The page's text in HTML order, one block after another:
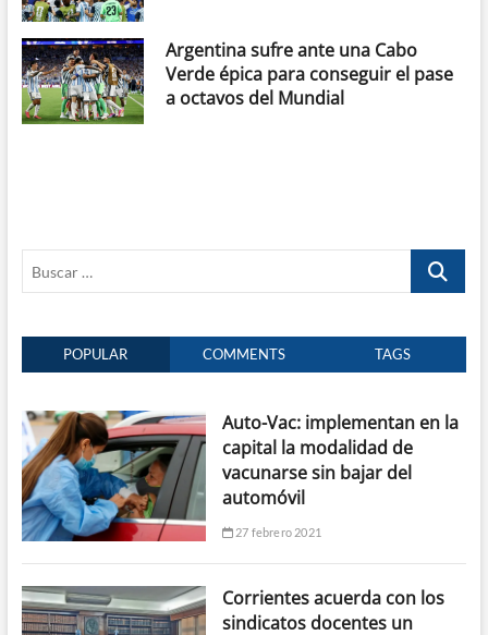
Argentina sufre ante una Cabo
Verde épica para conseguir el pase
a octavos del Mundial
Buscar
POPULAR COMMENTS TAGS
Auto-Vac: implementan en la
capital la modalidad de
vacunarse sin bajar del
automóvil
27 febrero 2021
Corrientes acuerda con los
sindicatos docentes un